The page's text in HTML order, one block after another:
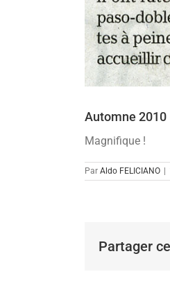
Automne
Magnifique !
Par Aldo FELICIANO |
Partager